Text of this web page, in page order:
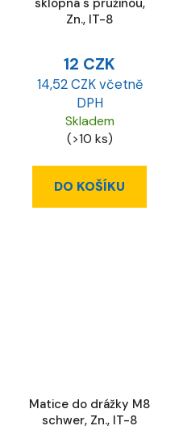
Zn., IT-8
12 CZK
14,52 CZK včetně
DPH
Skladem
(>10 ks)
DO KOŠÍKU
Matice do drážky M8
schwer, Zn., IT-8